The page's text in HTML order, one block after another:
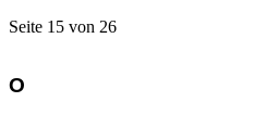
Seite 15 von 26
O